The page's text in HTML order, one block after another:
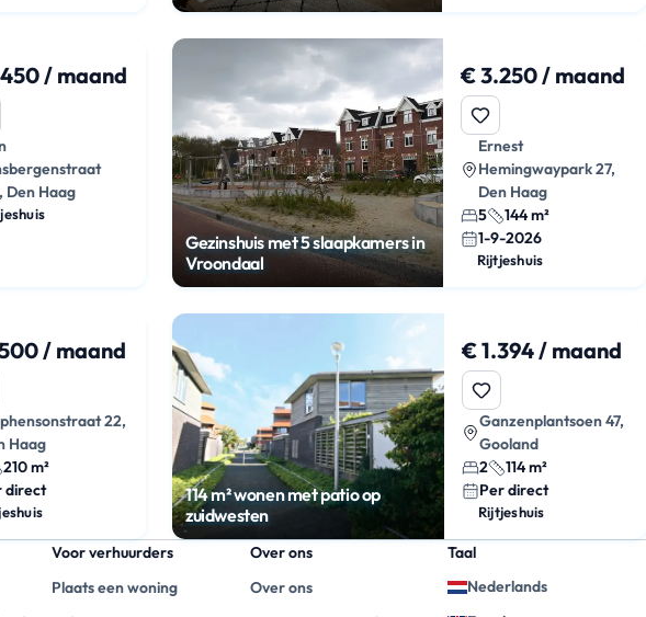
/ maand
Den Haag
Gezinshuis met 5 slaapkamers in
Vroondaal
€ 3.250 / maand
Ernest
Hemingwaypark 27,
Den Haag
5
144 m²
1-9-2026
Rijtjeshuis
/ maand
22,
Haag
210 m²
direct
114 m² wonen met patio op
zuidwesten
€ 1.394 / maand
Ganzenplantsoen 47,
Gooland
2
114 m²
Per direct
Rijtjeshuis
Voor verhuurders
Plaats een woning
Over ons
Over ons
Taal
Nederlands